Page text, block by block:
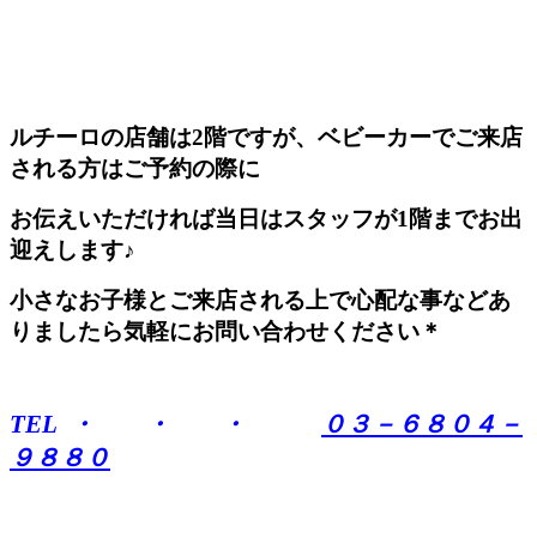
ルチーロの店舗は2階ですが、ベビーカーでご来店
される方はご予約の際に
お伝えいただければ当日はスタッフが1階までお出
迎えします♪
小さなお子様とご来店される上で心配な事などあ
りましたら気軽にお問い合わせください＊
TEL ・ ・ ・
０３－６８０４－
９８８０